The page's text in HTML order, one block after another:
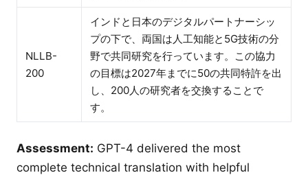
NLLB-
200
インドと日本のデジタルパートナーシッ
プの下で、両国は人工知能と5G技術の分
野で共同研究を行っています。この協力
の目標は2027年までに50の共同特許を出
し、200人の研究者を交換することで
す。
Assessment: GPT-4 delivered the most
complete technical translation with helpful